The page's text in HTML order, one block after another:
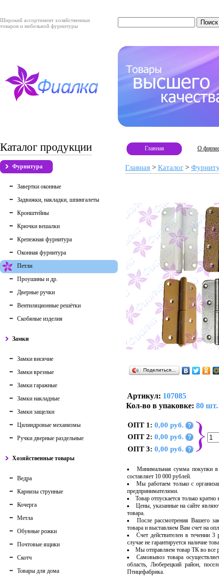
Широкий ассортимент хозяйственных
товаров и мебельной фурнитуры
Каталог продукции
Фурнитура
Завертки оконные
Задвижки, накладки, шпингалеты
Кронштейны
Крючки вешалки
Крепежная фурнитура
Оконная фурнитура
Петли
Проушины и др.
Дверные ручки
Вентиляционные решётки
Скобяные изделия
Замки
Замки висячие
Замки врезные
Замки гаражные
Замки накладные
Замки защелки
Цилиндровые механизмы
Ручки дверные раздельные
Хозяйственные товары
Ведра
Карнизы струнные
Кочерга
Метла
Обувные рожки
Почтовые ящики
Скотч
Товары для дома
Главная О фирме
Главная > Каталог >
Поделиться…
Артикул: 107085
Кол-во в упаковке: 80 шт.
ОПТ 1: 0,00 руб. ?
ОПТ 2: 0,00 руб. ?
ОПТ 3: 0,00 руб. ?
Минимальная сумма покупки в
составляет 10 000 рублей.
Мы работаем только с
предпринимателями.
Товар отпускается только
Цены, указанные на сайте
товара.
После рассмотрения Вашего
товара и выставляем Вам счет на
Счет действителен в течении
случае не гарантируется наличие
Мы отправляем товар ТК во
Самовывоз товара
область, Люберецкий район,
Птицефабрика.